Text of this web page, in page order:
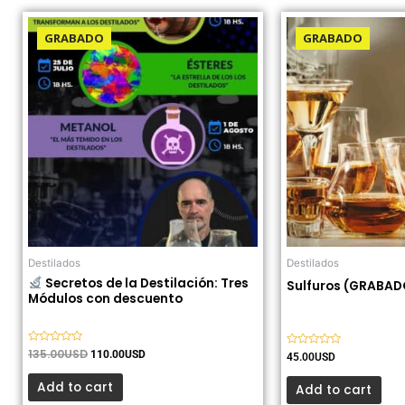
GRABADO
Destilados
Secretos de la Destilación: Tres
Módulos con descuento
Valorado
con
0
135.00USD
El
precio
original
era:
135.00USD.
110.00USD
El
precio
actual
110.00USD.
Add to cart
GRABADO
Destilados
Sulfuros
Valorado
con
0
45.00USD
Add to cart